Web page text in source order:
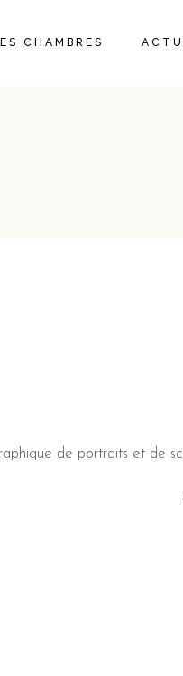
CHAMBRES
de portraits et de